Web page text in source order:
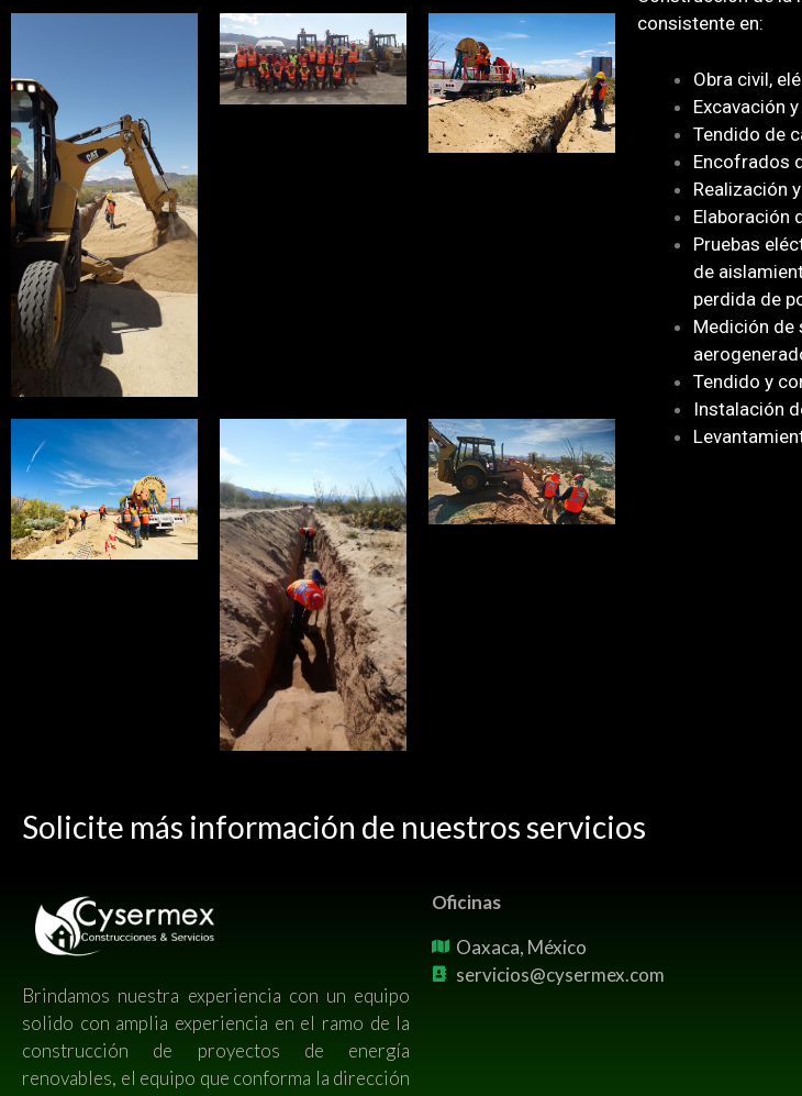
consistente en:
Obra civil,
Excavación
Tendido de
Encofrados
Realización
Elaboración
Pruebas
de
perdida de
Medición de
Tendido y
Instalación
Solicite más información de nuestros servicios
Brindamos nuestra experiencia con un equipo
solido con amplia experiencia en el ramo de la
construcción de proyectos de energía
renovables, el equipo que conforma la dirección
Oficinas
Oaxaca, México
servicios@cysermex.com